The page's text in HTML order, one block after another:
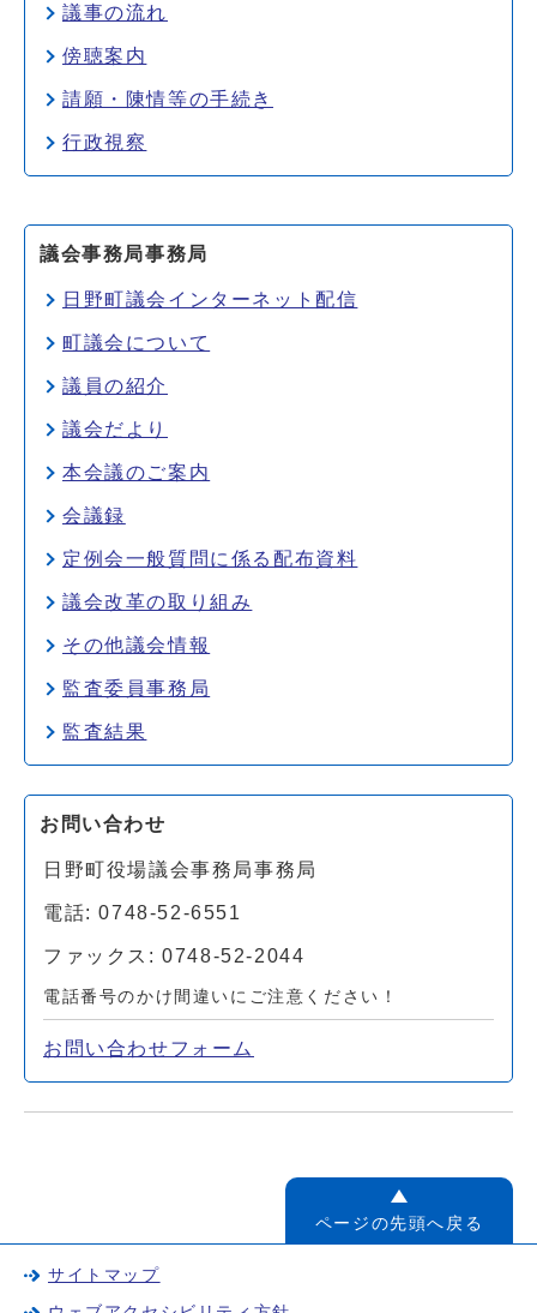
議事の流れ
傍聴案内
請願・陳情等の手続き
行政視察
議会事務局事務局
日野町議会インターネット配信
町議会について
議員の紹介
議会だより
本会議のご案内
会議録
定例会一般質問に係る配布資料
議会改革の取り組み
その他議会情報
監査委員事務局
監査結果
お問い合わせ
日野町役場議会事務局事務局
電話: 0748-52-6551
ファックス: 0748-52-2044
電話番号のかけ間違いにご注意ください！
お問い合わせフォーム
ページの先頭へ戻る
サイトマップ